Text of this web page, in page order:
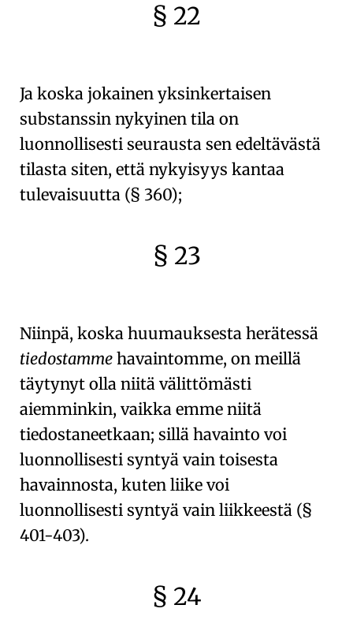
§ 22
Ja koska jokainen yksinkertaisen
substanssin nykyinen tila on
luonnollisesti seurausta sen edeltävästä
tilasta siten, että nykyisyys kantaa
tulevaisuutta (§ 360);
§ 23
Niinpä, koska huumauksesta herätessä
tiedostamme havaintomme, on meillä
täytynyt olla niitä välittömästi
aiemminkin, vaikka emme niitä
tiedostaneetkaan; sillä havainto voi
luonnollisesti syntyä vain toisesta
havainnosta, kuten liike voi
luonnollisesti syntyä vain liikkeestä (§
401-403).
§ 24